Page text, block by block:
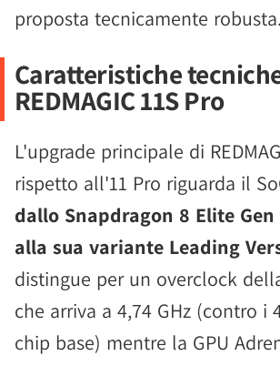
proposta tecnicamente robusta.
Caratteristiche
REDMAGIC 11S Pro
L'upgrade principale di
rispetto all'11 Pro riguarda il
dallo Snapdragon 8 Elite
alla sua variante Leading
distingue per un overclock
che arriva a 4,74 GHz (contro i
chip base) mentre la GPU